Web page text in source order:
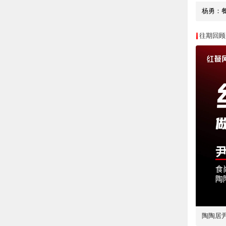
杨勇：
往期回顾
陶陶居